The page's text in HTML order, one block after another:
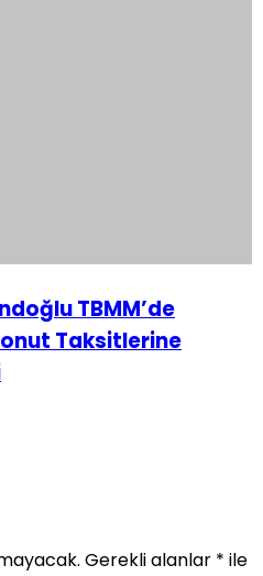
TBMM’de
Taksitlerine
Gerekli alanlar * ile